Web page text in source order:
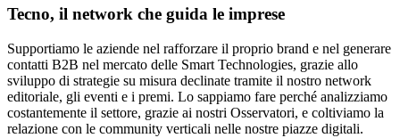
Tecno, il network che guida le imprese
Supportiamo le aziende nel rafforzare il proprio brand e nel generare
contatti B2B nel mercato delle Smart Technologies, grazie allo
sviluppo di strategie su misura declinate tramite il nostro network
editoriale, gli eventi e i premi. Lo sappiamo fare perché analizziamo
costantemente il settore, grazie ai nostri Osservatori, e coltiviamo la
relazione con le community verticali nelle nostre piazze digitali.